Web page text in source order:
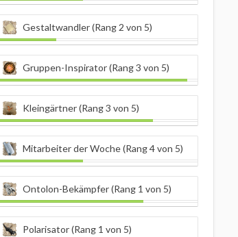
Gestaltwandler (Rang 2 von 5)
Gruppen-Inspirator (Rang 3 von 5)
Kleingärtner (Rang 3 von 5)
Mitarbeiter der Woche (Rang 4 von 5)
Ontolon-Bekämpfer (Rang 1 von 5)
Polarisator (Rang 1 von 5)